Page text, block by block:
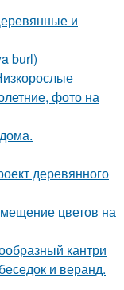
и
burl)
фото на
деревянного
цветов на
кантри
и веранд.